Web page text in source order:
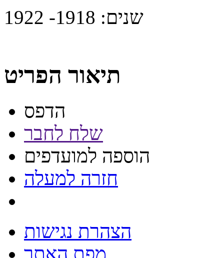
שנים: 1918- 1922
תיאור הפריט
הדפס
שלח לחבר
הוספה למועדפים
חזרה למעלה
הצהרת נגישות
מפת האתר